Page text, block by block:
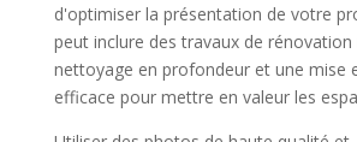
d'optimiser la présentation de votre
peut inclure des travaux de rénovation
nettoyage en profondeur et une mise
efficace pour mettre en valeur les